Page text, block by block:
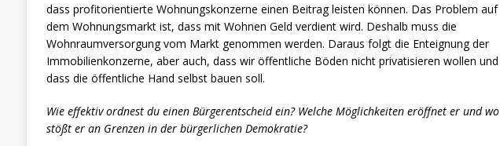
dass profitorientierte Wohnungskonzerne einen Beitrag leisten können. Das Problem auf
dem Wohnungsmarkt ist, dass mit Wohnen Geld verdient wird. Deshalb muss die
Wohnraumversorgung vom Markt genommen werden. Daraus folgt die Enteignung der
Immobilienkonzerne, aber auch, dass wir öffentliche Böden nicht privatisieren wollen und
dass die öffentliche Hand selbst bauen soll.
Wie effektiv ordnest du einen Bürgerentscheid ein? Welche Möglichkeiten eröffnet er und wo
stößt er an Grenzen in der bürgerlichen Demokratie?